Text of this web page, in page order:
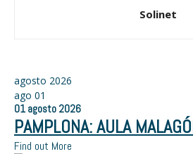
Solinet
agosto 2026
ago 01
01 agosto 2026
PAMPLONA: AULA
Find out More